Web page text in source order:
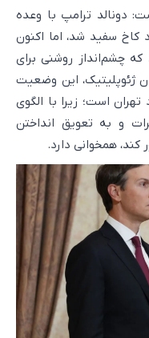
دونالد ترامپ با وعده
کاخ سفید شد، اما اکنون
که چشم‌انداز روشنی برای
ژئوپلیتیک، این وضعیت
است؛ زیرا با الگوی
و به تعویق انداختن
کند، همخوانی دارد.